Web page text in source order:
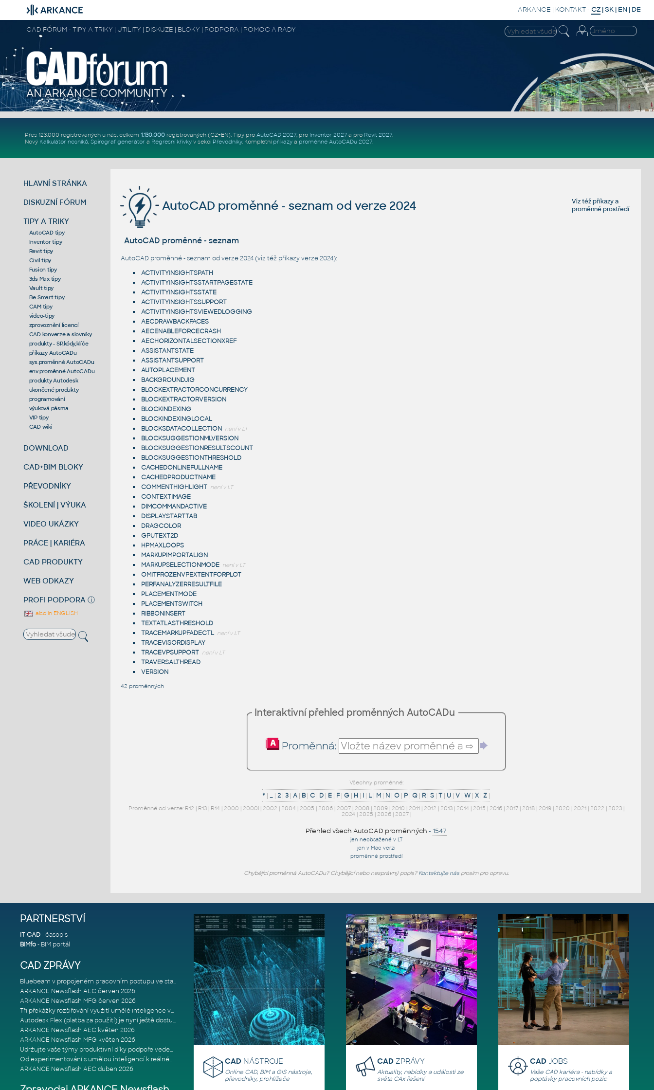
ARKANCE | KONTAKT- CZ |SK | EN | DE
CAD FÓRUM - TIPY A TRIKY | UTILITY | DISKUZE | BLOKY | PODPORA | POMOC A RADY
Přes 123.000 registrovaných u nás, celkem 1.130.000registrovaných (CZ+EN). Tipy pro AutoCAD 2027, pro Inventor 2027a pro Revit 2027.
Nový Kalkulátor nosníků, Spirograf generátor a Regresní křivkyv sekci Převodníky. Kompletní příkazya proměnné AutoCADu 2027.
HLAVNÍ STRÁNKA
DISKUZNÍ FÓRUM
TIPY A TRIKY
AutoCAD tipy
Inventor tipy
Revit tipy
Civil tipy
Fusion tipy
3ds Max tipy
Vault tipy
Be.Smart tipy
CAM tipy
video-tipy
zprovoznění licencí
CAD konverze a slovníky
produkty - SP,kódy,klíče
příkazy AutoCADu
sys.proměnné AutoCADu
env.proměnné AutoCADu
produkty Autodesk
ukončené produkty
programování
výuková pásma
VIP tipy
CAD wiki
DOWNLOAD
CAD+BIM BLOKY
PŘEVODNÍKY
ŠKOLENÍ | VÝUKA
VIDEO UKÁZKY
PRÁCE | KARIÉRA
CAD PRODUKTY
WEB ODKAZY
PROFI PODPORA ⓘ
also in ENGLISH
Viz téžpříkazya
proměnné prostředí
AutoCAD proměnné - seznam od verze 2024
AutoCAD proměnné - seznam
AutoCAD proměnné - seznam od verze 2024 (viz též příkazy verze 2024):
ACTIVITYINSIGHTSPATH
ACTIVITYINSIGHTSSTARTPAGESTATE
ACTIVITYINSIGHTSSTATE
ACTIVITYINSIGHTSSUPPORT
ACTIVITYINSIGHTSVIEWEDLOGGING
AECDRAWBACKFACES
AECENABLEFORCECRASH
AECHORIZONTALSECTIONXREF
ASSISTANTSTATE
ASSISTANTSUPPORT
AUTOPLACEMENT
BACKGROUNDJIG
BLOCKEXTRACTORCONCURRENCY
BLOCKEXTRACTORVERSION
BLOCKINDEXING
BLOCKINDEXINGLOCAL
BLOCKSDATACOLLECTION není v LT
BLOCKSUGGESTIONMLVERSION
BLOCKSUGGESTIONRESULTSCOUNT
BLOCKSUGGESTIONTHRESHOLD
CACHEDONLINEFULLNAME
CACHEDPRODUCTNAME
COMMENTHIGHLIGHT není v LT
CONTEXTIMAGE
DIMCOMMANDACTIVE
DISPLAYSTARTTAB
DRAGCOLOR
GPUTEXT2D
HPMAXLOOPS
MARKUPIMPORTALIGN
MARKUPSELECTIONMODE není v LT
OMITFROZENVPEXTENTFORPLOT
PERFANALYZERRESULTFILE
PLACEMENTMODE
PLACEMENTSWITCH
RIBBONINSERT
TEXTATLASTHRESHOLD
TRACEMARKUPFADECTL není v LT
TRACEVISORDISPLAY
TRACEVPSUPPORT není v LT
TRAVERSALTHREAD
VERSION
42 proměnných
Interaktivní přehled proměnných AutoCADu
Proměnná:
Všechny proměnné:
* |_ |2 |3 |A | B |C | D | E | F|G | H | I | L | M | N |O | P |Q | R |S |T | U |V |W |X |Z |
Proměnné od verze: R12 | R13| R14| 2000 | 2000i| 2002 | 2004| 2005 | 2006| 2007| 2008| 2009| 2010 | 2011| 2012 | 2013| 2014| 2015 | 2016| 2017| 2018| 2019| 2020 | 2021| 2022 | 2023|
2024| 2025 | 2026| 2027|
Přehled všech AutoCAD proměnných -1547
jen neobsažené v LT
jen v Mac verzi
proměnné prostředí
Chybějící proměnná AutoCADu? Chybějící nebo nesprávný popis? Kontaktujte násprosím pro opravu.
PARTNERSTVÍ
IT CAD- časopis
BIMfo- BIM portál
CAD ZPRÁVY
Bluebeam v propojeném pracovním postupu ve stavebnictví: Proč je int
ARKANCE Newsflash AEC červen 2026
ARKANCE Newsflash MFG červen 2026
Tři překážky rozšiřování využití umělé inteligence ve stavebním prům
Autodesk Flex (platba za použití) je nyní ještě dostupnější
ARKANCE Newsflash AEC květen 2026
ARKANCE Newsflash MFG květen 2026
Udržujte vaše týmy produktivní díky podpoře vedené odborníky
Od experimentování s umělou inteligencí k reálnému dopadu na podniká
ARKANCE Newsflash AEC duben 2026
CAD NÁSTROJE
Online CAD, BIM a GIS nástroje,
převodníky, prohlížeče
CAD ZPRÁVY
Aktuality, nabídky a události ze
světa CAx řešení
CADJOBS
Vaše CAD kariéra - nabídky a
poptávky pracovních pozic